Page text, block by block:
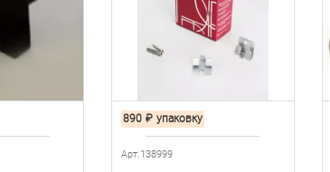
890 ₽ упаковку
Арт.138999